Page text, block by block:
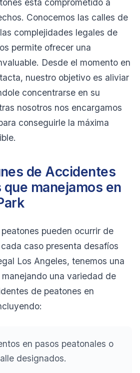
está comprometido a
Conocemos las calles de
complejidades legales de
permite ofrecer una
Desde el momento en
nuestro objetivo es aliviar
concentrarse en su
nosotros nos encargamos
conseguirle la máxima
de Accidentes
que manejamos en
pueden ocurrir de
caso presenta desafíos
Los Angeles, tenemos una
una variedad de
de peatones en
en pasos peatonales o
designados.